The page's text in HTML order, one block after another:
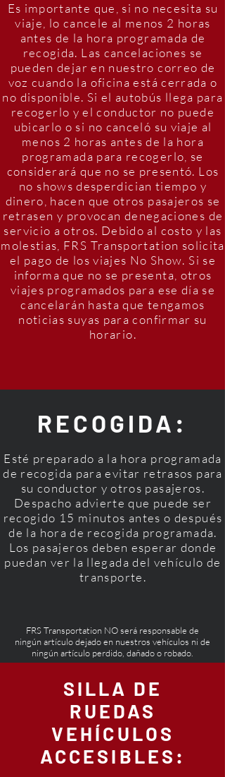
Es importante que, si no necesita su
viaje, lo cancele al menos 2 horas
antes de la hora programada de
recogida. Las cancelaciones se
pueden dejar en nuestro correo de
voz cuando la oficina está cerrada o
no disponible. Si el autobús llega para
recogerlo y el conductor no puede
ubicarlo o si no canceló su viaje al
menos 2 horas antes de la hora
programada para recogerlo, se
considerará que no se presentó. Los
no shows desperdician tiempo y
dinero, hacen que otros pasajeros se
retrasen y provocan denegaciones de
servicio a otros. Debido al costo y las
molestias, FRS Transportation solicita
el pago de los viajes No Show. Si se
informa que no se presenta, otros
viajes programados para ese día se
cancelarán hasta que tengamos
noticias suyas para confirmar su
horario.
RECOGIDA:
Esté preparado a la hora programada
de recogida para evitar retrasos para
su conductor y otros pasajeros.
Despacho advierte que puede ser
recogido 15 minutos antes o después
de la hora de recogida programada.
Los pasajeros deben esperar donde
puedan ver la llegada del vehículo de
transporte.
FRS Transportation NO será responsable de
ningún artículo dejado en nuestros vehículos ni de
ningún artículo perdido, dañado o robado.
SILLA DE
RUEDAS
VEHÍCULOS
ACCESIBLES: